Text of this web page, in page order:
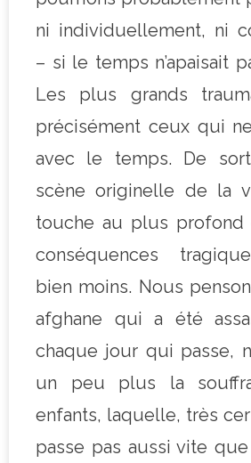
ni individuellement, ni
– si le temps n’apaisait
Les plus grands
précisément ceux qui
avec le temps. De
scène originelle de la
touche au plus profond
conséquences
bien moins. Nous
afghane qui a été
chaque jour qui passe,
un peu plus la
enfants, laquelle, très
passe pas aussi vite